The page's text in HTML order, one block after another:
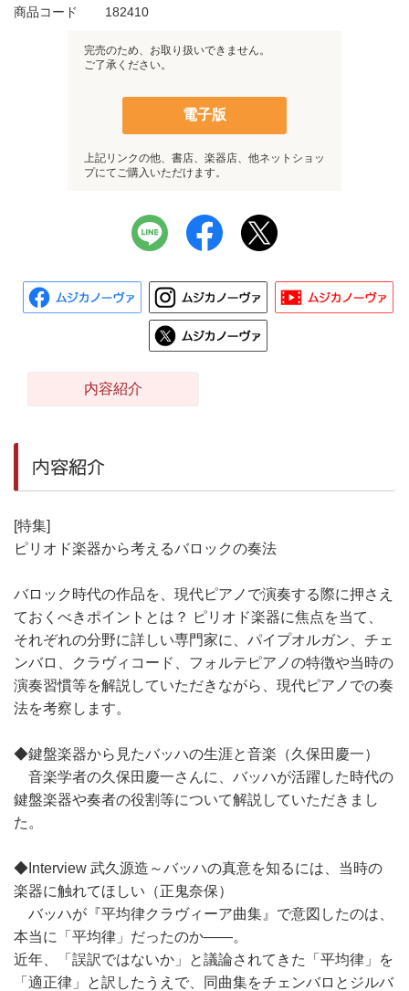
商品コード
182410
完売のため、お取り扱いできません。
ご了承ください。
電子版
上記リンクの他、書店、楽器店、他ネットショッ
プにてご購入いただけます。
内容紹介
内容紹介
[特集]
ピリオド楽器から考えるバロックの奏法
バロック時代の作品を、現代ピアノで演奏する際に押さえ
ておくべきポイントとは？ ピリオド楽器に焦点を当て、
それぞれの分野に詳しい専門家に、パイプオルガン、チェ
ンバロ、クラヴィコード、フォルテピアノの特徴や当時の
演奏習慣等を解説していただきながら、現代ピアノでの奏
法を考察します。
◆鍵盤楽器から見たバッハの生涯と音楽（久保田慶一）
音楽学者の久保田慶一さんに、バッハが活躍した時代の
鍵盤楽器や奏者の役割等について解説していただきまし
た。
◆Interview 武久源造～バッハの真意を知るには、当時の
楽器に触れてほしい（正鬼奈保）
バッハが『平均律クラヴィーア曲集』で意図したのは、
本当に「平均律」だったのか――。
近年、「誤訳ではないか」と議論されてきた「平均律」を
「適正律」と訳したうえで、同曲集をチェンバロとジルバ